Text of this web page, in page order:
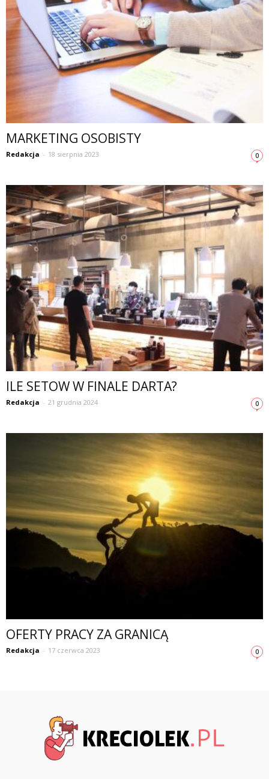
MARKETING OSOBISTY
Redakcja - 18 sierpnia 2023 0
ILE SETOW W FINALE DARTA?
Redakcja - 21 grudnia 2024 0
OFERTY PRACY ZA GRANICĄ
Redakcja - 17 czerwca 2023 0